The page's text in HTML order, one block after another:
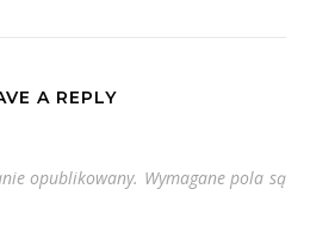
A REPLY
opublikowany. Wymagane pola są